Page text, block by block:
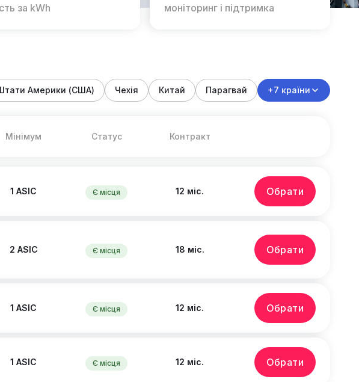
за kWh моніторинг і підтримка
Америки (США) Чехія Китай Парагвай +7 країни
Мінімум Статус Контракт
1 ASIC Є місця 12 міс. Обрати
2 ASIC Є місця 18 міс. Обрати
1 ASIC Є місця 12 міс. Обрати
1 ASIC Є місця 12 міс. Обрати